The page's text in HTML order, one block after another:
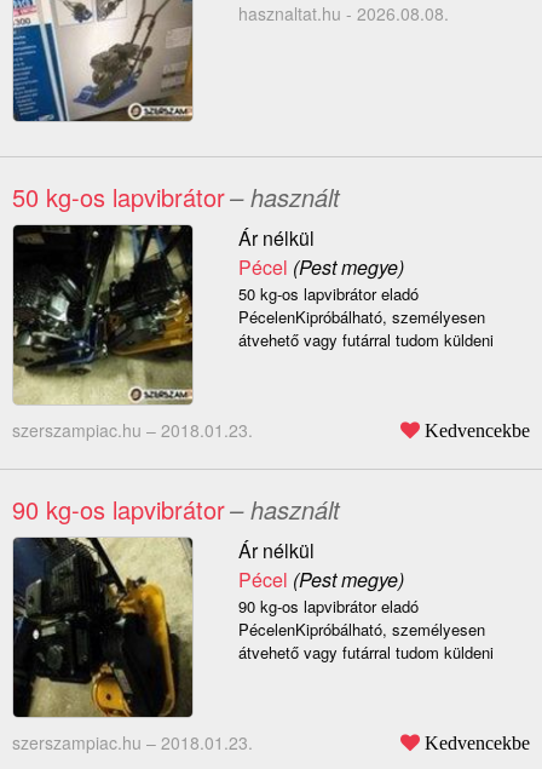
hasznaltat.hu - 2026.08.08.
50 kg-os lapvibrátor– használt
Ár nélkül
Pécel (Pest megye)
50 kg-os lapvibrátor eladó
PécelenKipróbálható, személyesen
átvehető vagy futárral tudom küldeni
szerszampiac.hu – 2018.01.23. Kedvencekbe
90 kg-os lapvibrátor– használt
Ár nélkül
Pécel (Pest megye)
90 kg-os lapvibrátor eladó
PécelenKipróbálható, személyesen
átvehető vagy futárral tudom küldeni
szerszampiac.hu – 2018.01.23. Kedvencekbe